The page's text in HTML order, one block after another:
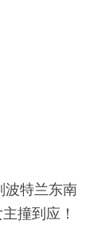
波特兰东南
撞到应！